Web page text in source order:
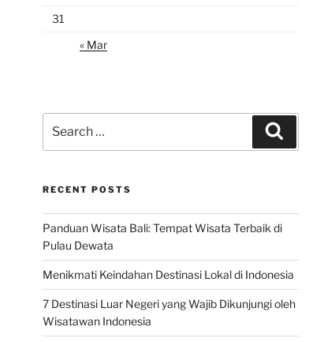
31
« Mar
for:
RECENT POSTS
Panduan Wisata Bali: Tempat Wisata Terbaik di
Pulau Dewata
Menikmati Keindahan Destinasi Lokal di Indonesia
7 Destinasi Luar Negeri yang Wajib Dikunjungi oleh
Wisatawan Indonesia